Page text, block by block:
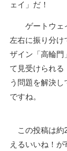
ちょっと気に
ェイ」だ！
ゲートウェイ
左右に振り分け
ザイン「高輪門
て見受けられる
う問題を解決
ですね。
この投稿は約
えるいいね！